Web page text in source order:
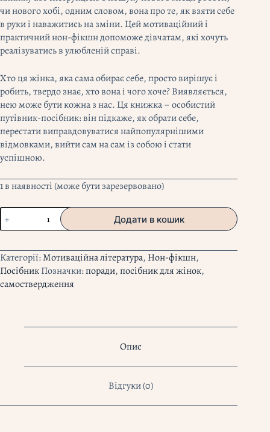
чи нового хобі, одним словом, вона про те, як взяти себе
в руки і наважитись на зміни. Цей мотиваційний і
практичний нон-фікшн допоможе дівчатам, які хочуть
реалізуватись в улюбленій справі.
Хто ця жінка, яка сама обирає себе, просто вирішує і
робить, твердо знає, хто вона і чого хоче? Виявляється,
нею може бути кожна з нас. Ця книжка – особистий
путівник-посібник: він підкаже, як обрати себе,
перестати виправдовуватися найпопулярнішими
відмовками, вийти сам на сам із собою і стати
успішною.
1 в наявності (може бути зарезервовано)
"Дівчина-
вогонь.
обирати
себе,
ламати
правила
Лейба
Додати в кошик
Категорії:Мотиваційна література, Нон-фікшн,
ПосібникПозначки:поради,посібник для жінок,
самоствердження
Опис
Відгуки (0)